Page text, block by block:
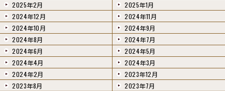
2025年2月
2025年1月
2024年12月
2024年11月
2024年10月
2024年9月
2024年8月
2024年7月
2024年6月
2024年5月
2024年4月
2024年3月
2024年2月
2023年12月
2023年8月
2023年7月